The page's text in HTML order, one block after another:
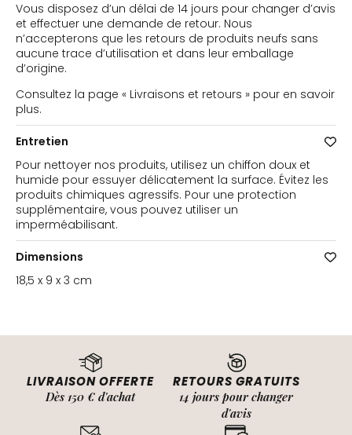
Vous disposez d’un délai de 14 jours pour changer d’avis
et effectuer une demande de retour. Nous
n’accepterons que les retours de produits neufs sans
aucune trace d’utilisation et dans leur emballage
d’origine.
Consultez la page « Livraisons et retours » pour en savoir
plus.
Entretien
Pour nettoyer nos produits, utilisez un chiffon doux et
humide pour essuyer délicatement la surface. Évitez les
produits chimiques agressifs. Pour une protection
supplémentaire, vous pouvez utiliser un
imperméabilisant.
Dimensions
18,5 x 9 x 3 cm
LIVRAISON OFFERTE
Dès 150 € d'achat
RETOURS GRATUITS
14 jours pour changer
d'avis